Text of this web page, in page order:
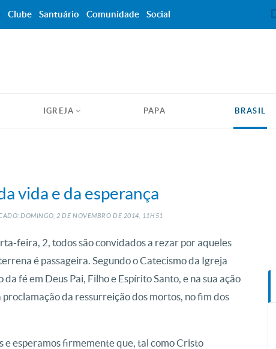
IGREJA PAPA BRASIL
vida e da esperança
DOMINGO, 2 DE NOVEMBRO DE 2014, 11H51
feira, 2, todos são convidados a rezar por aqueles
é passageira. Segundo o Catecismo da Igreja
fé em Deus Pai, Filho e Espírito Santo, e na sua ação
da ressurreição dos mortos, no fim dos
e esperamos firmemente que, tal como Cristo
Clube Santuário Comunidade Social